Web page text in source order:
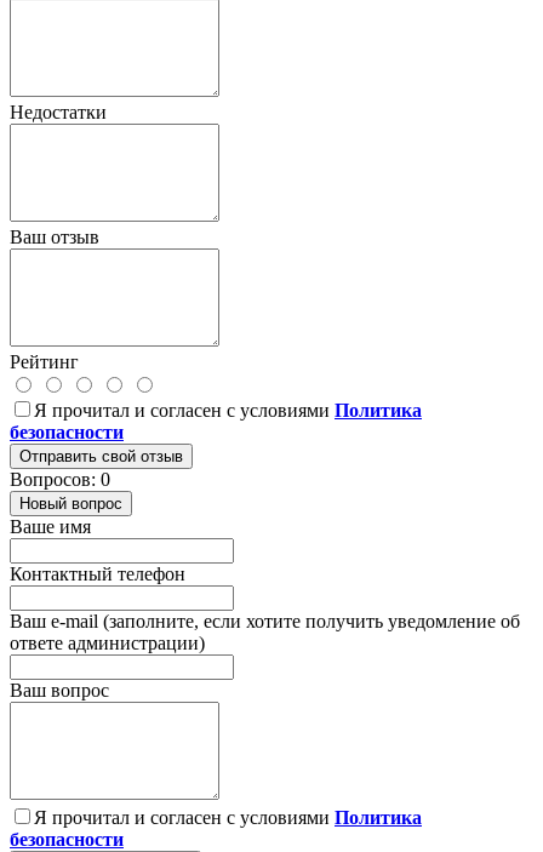
Недостатки
Ваш отзыв
Рейтинг
Я прочитал и согласен с условиями Политика
безопасности
Отправить свой отзыв
Вопросов: 0
Новый вопрос
Ваше имя
Контактный телефон
Ваш e-mail (заполните, если хотите получить уведомление об
ответе администрации)
Ваш вопрос
Я прочитал и согласен с условиями Политика
безопасности